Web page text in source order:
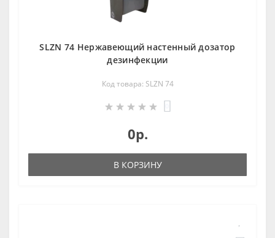
SLZN 74 Нержавеющий настенный дозатор
дезинфекции
Код товара: SLZN 74
0р.
В КОРЗИНУ